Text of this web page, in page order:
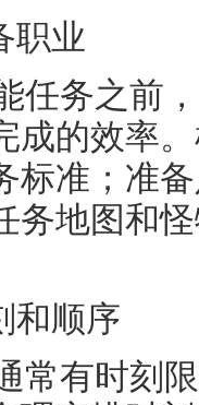
职业
任务之前
成的效率
标准；准
务地图和
和顺序
常有时刻